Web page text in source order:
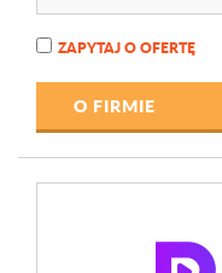
ZAPYTAJ O OFERTĘ
O FIRMIE